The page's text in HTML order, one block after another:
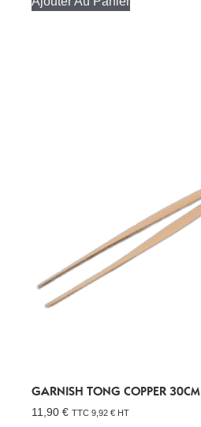
GARNISH TONG COPPER 30CM
11,90 € TTC 9,92 € HT